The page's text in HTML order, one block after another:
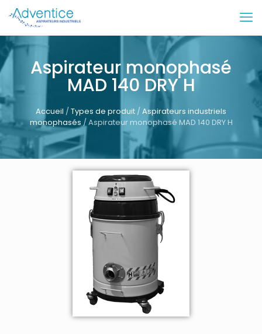
Aspirateur monophasé
MAD 140 DRY H
Accueil /Types de produit /Aspirateurs industriels
monophasés / Aspirateur monophasé MAD 140 DRY H